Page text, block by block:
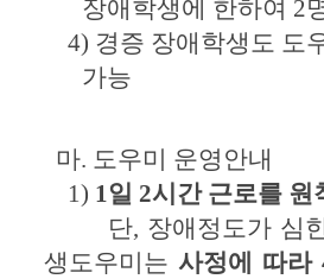
장애학생에 한하여 2
4) 경증 장애학생도 도
가능
마. 도우미 운영안내
1) 1일 2시간 근로를 원
단, 장애정도가 심
생도우미는 사정에 따라